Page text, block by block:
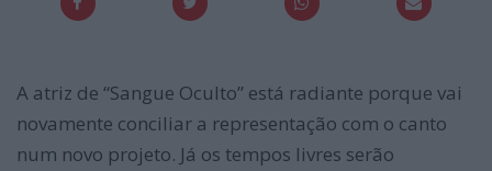
A atriz de “Sangue Oculto” está radiante porque vai
novamente conciliar a representação com o canto
num novo projeto. Já os tempos livres serão